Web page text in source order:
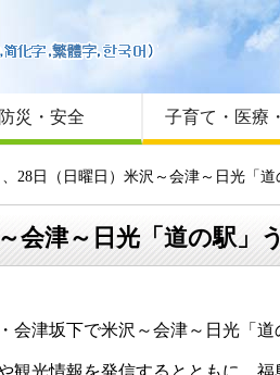
はじめての方へ
Foreign language
サイトマップ
防災・安全 子育て・医療
28日（日曜日）米沢～会津～日光「
会津～日光「道の駅」
津坂下で米沢～会津～日光「道
光情報を発信するとともに、